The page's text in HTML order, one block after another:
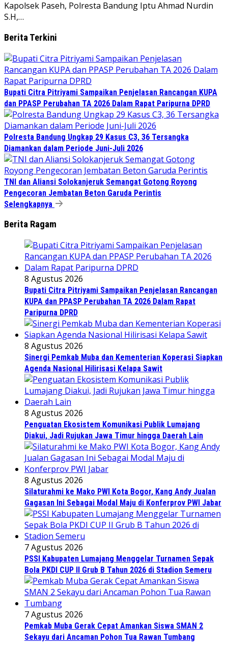
Kapolsek Paseh, Polresta Bandung Iptu Ahmad Nurdin
S.H,…
Berita Terkini
Bupati Citra Pitriyami Sampaikan Penjelasan Rancangan KUPA
dan PPASP Perubahan TA 2026 Dalam Rapat Paripurna DPRD
Polresta Bandung Ungkap 29 Kasus C3, 36 Tersangka
Diamankan dalam Periode Juni-Juli 2026
TNI dan Aliansi Solokanjeruk Semangat Gotong Royong
Pengecoran Jembatan Beton Garuda Perintis
Selengkapnya
Berita Ragam
8 Agustus 2026
Bupati Citra Pitriyami Sampaikan Penjelasan Rancangan
KUPA dan PPASP Perubahan TA 2026 Dalam Rapat
Paripurna DPRD
8 Agustus 2026
Sinergi Pemkab Muba dan Kementerian Koperasi Siapkan
Agenda Nasional Hilirisasi Kelapa Sawit
8 Agustus 2026
Penguatan Ekosistem Komunikasi Publik Lumajang
Diakui, Jadi Rujukan Jawa Timur hingga Daerah Lain
8 Agustus 2026
Silaturahmi ke Mako PWI Kota Bogor, Kang Andy Jualan
Gagasan Ini Sebagai Modal Maju di Konferprov PWI Jabar
7 Agustus 2026
PSSI Kabupaten Lumajang Menggelar Turnamen Sepak
Bola PKDI CUP II Grub B Tahun 2026 di Stadion Semeru
7 Agustus 2026
Pemkab Muba Gerak Cepat Amankan Siswa SMAN 2
Sekayu dari Ancaman Pohon Tua Rawan Tumbang